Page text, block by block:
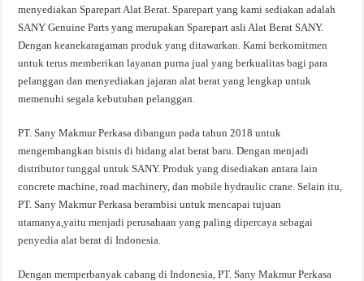
menyediakan Sparepart Alat Berat. Sparepart yang kami sediakan adalah
SANY Genuine Parts yang merupakan Sparepart asli Alat Berat SANY.
Dengan keanekaragaman produk yang ditawarkan. Kami berkomitmen
untuk terus memberikan layanan purna jual yang berkualitas bagi para
pelanggan dan menyediakan jajaran alat berat yang lengkap untuk
memenuhi segala kebutuhan pelanggan.
PT. Sany Makmur Perkasa dibangun pada tahun 2018 untuk
mengembangkan bisnis di bidang alat berat baru. Dengan menjadi
distributor tunggal untuk SANY. Produk yang disediakan antara lain
concrete machine, road machinery, dan mobile hydraulic crane. Selain itu,
PT. Sany Makmur Perkasa berambisi untuk mencapai tujuan
utamanya,yaitu menjadi perusahaan yang paling dipercaya sebagai
penyedia alat berat di Indonesia.
Dengan memperbanyak cabang di Indonesia, PT. Sany Makmur Perkasa